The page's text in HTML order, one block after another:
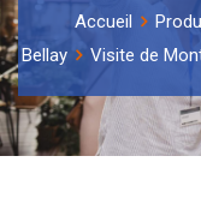
Accueil
Bellay
Visite de